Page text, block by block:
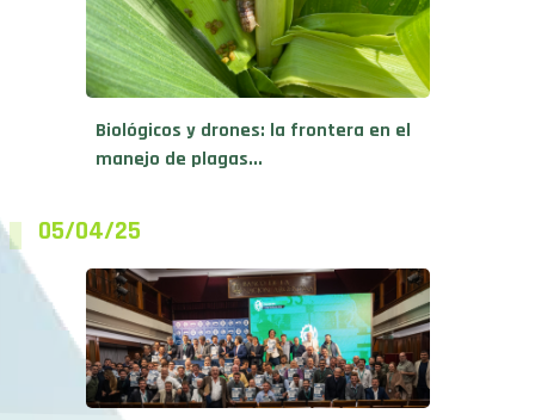
Biológicos y drones: la frontera en el
manejo de plagas...
05/04/25